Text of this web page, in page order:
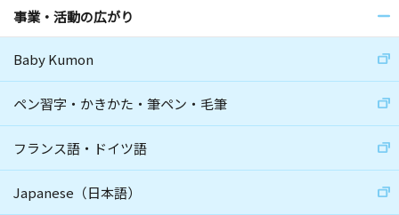
事業・活動の広がり
Baby Kumon
ペン習字・かきかた・筆ペン・毛筆
フランス語・ドイツ語
Japanese（日本語）